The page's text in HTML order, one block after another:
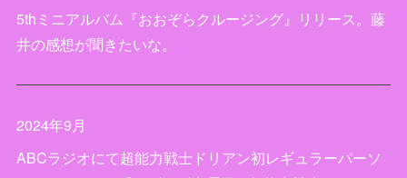
5thミニアルバム『おおぞらクルージング』リリース。藤
井の感想が聞きたいな。
2024年9月
ABCラジオにて超能力戦士ドリアン初レギュラーパーソ